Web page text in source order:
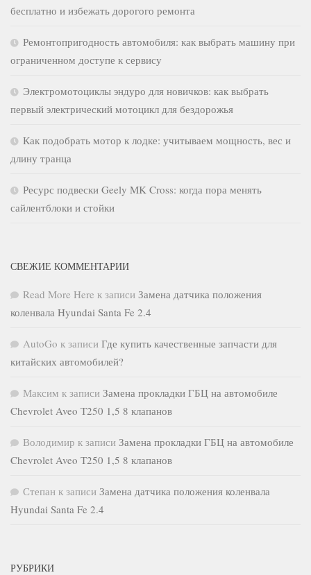
бесплатно и избежать дорогого ремонта
Ремонтопригодность автомобиля: как выбрать машину при
ограниченном доступе к сервису
Электромотоциклы эндуро для новичков: как выбрать
первый электрический мотоцикл для бездорожья
Как подобрать мотор к лодке: учитываем мощность, вес и
длину транца
Ресурс подвески Geely MK Cross: когда пора менять
сайлентблоки и стойки
СВЕЖИЕ КОММЕНТАРИИ
Read More Here к записи Замена датчика положения
коленвала Hyundai Santa Fe 2.4
AutoGo к записи Где купить качественные запчасти для
китайских автомобилей?
Максим к записи Замена прокладки ГБЦ на автомобиле
Chevrolet Aveo Т250 1,5 8 клапанов
Володимир к записи Замена прокладки ГБЦ на автомобиле
Chevrolet Aveo Т250 1,5 8 клапанов
Степан к записи Замена датчика положения коленвала
Hyundai Santa Fe 2.4
РУБРИКИ